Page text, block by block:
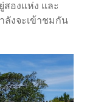
องแห่ง และ
ลังจะเข้าชมกัน